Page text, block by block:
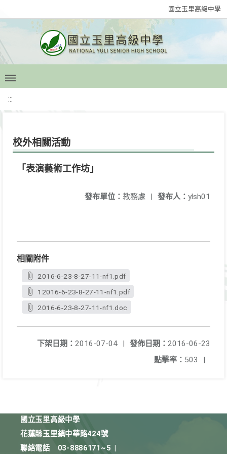
國立玉里高級中學
:::
校外相關活動
「表演藝術工作坊」
發布人： ylsh01
發布單位： 教務處 |
相關附件
2016-6-23-8-27-11-nf1.pdf
12016-6-23-8-27-11-nf1.pdf
2016-6-23-8-27-11-nf1.doc
發佈日期： 2016-06-23
下架日期： 2016-07-04
|
點擊率： 503 |
國立玉里高級中學
花蓮縣玉里鎮中華路424號
聯絡電話
03-8886171~5